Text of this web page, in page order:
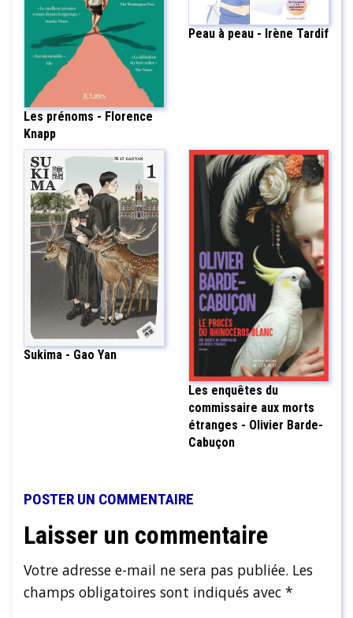
Les prénoms - Florence
Knapp
Peau à peau - Irène Tardif
Sukima - Gao Yan
Les enquêtes du
commissaire aux morts
étranges - Olivier Barde-
Cabuçon
POSTER UN COMMENTAIRE
Laisser un commentaire
Votre adresse e-mail ne sera pas publiée. Les
champs obligatoires sont indiqués avec *